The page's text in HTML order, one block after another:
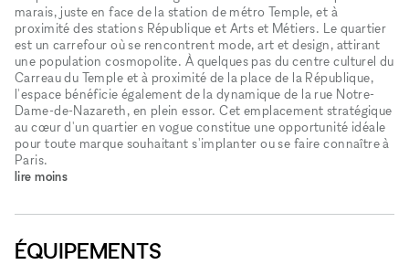
marais, juste en face de la station de métro Temple, et à
proximité des stations République et Arts et Métiers. Le quartier
est un carrefour où se rencontrent mode, art et design, attirant
une population cosmopolite. À quelques pas du centre culturel du
Carreau du Temple et à proximité de la place de la République,
l'espace bénéficie également de la dynamique de la rue Notre-
Dame-de-Nazareth, en plein essor. Cet emplacement stratégique
au cœur d'un quartier en vogue constitue une opportunité idéale
pour toute marque souhaitant s'implanter ou se faire connaître à
Paris.
lire moins
ÉQUIPEMENTS